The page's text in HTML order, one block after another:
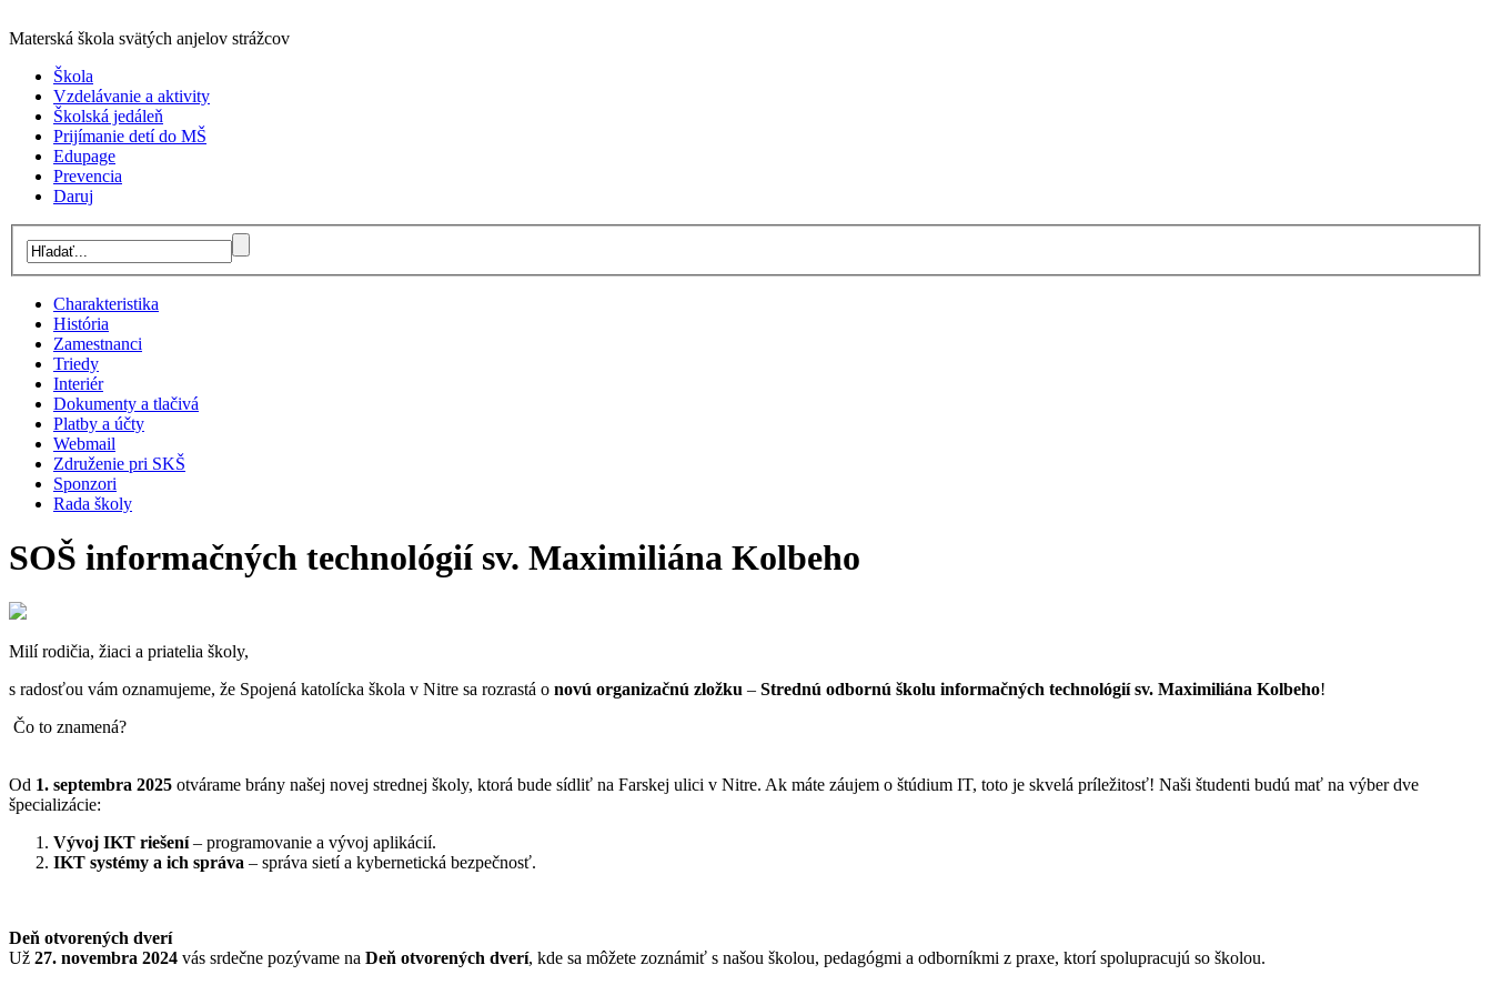
Materská škola svätých anjelov strážcov
Škola
Vzdelávanie a aktivity
Školská jedáleň
Prijímanie detí do MŠ
Edupage
Prevencia
Daruj
Charakteristika
História
Zamestnanci
Triedy
Interiér
Dokumenty a tlačivá
Platby a účty
Webmail
Združenie pri SKŠ
Sponzori
Rada školy
SOŠ informačných technológií sv. Maximiliána Kolbeho
Milí rodičia, žiaci a priatelia školy,
s radosťou vám oznamujeme, že Spojená katolícka škola v Nitre sa rozrastá o novú organizačnú zložku – Strednú odbornú školu informačných technológií sv. Maximiliána Kolbeho!
Čo to znamená?
Od 1. septembra 2025 otvárame brány našej novej strednej školy, ktorá bude sídliť na Farskej ulici v Nitre. Ak máte záujem o štúdium IT, toto je skvelá príležitosť! Naši študenti budú mať na výber dve
špecializácie:
Vývoj IKT riešení– programovanie a vývoj aplikácií.
IKT systémy a ich správa – správa sietí a kybernetická bezpečnosť.
Deň otvorených dverí
Už 27. novembra 2024 vás srdečne pozývame na Deň otvorených dverí, kde sa môžete zoznámiť s našou školou, pedagógmi a odborníkmi z praxe, ktorí spolupracujú so školou.